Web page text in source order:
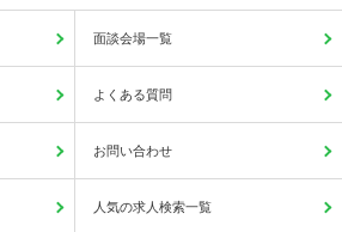
面談会場一覧
よくある質問
お問い合わせ
人気の求人検索一覧